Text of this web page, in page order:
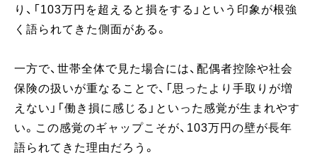
り、「103万円を超えると損をする」という印象が根強
く語られてきた側面がある。
一方で、世帯全体で見た場合には、配偶者控除や社会
保険の扱いが重なることで、「思ったより手取りが増
えない」「働き損に感じる」といった感覚が生まれやす
い。この感覚のギャップこそが、103万円の壁が長年
語られてきた理由だろう。